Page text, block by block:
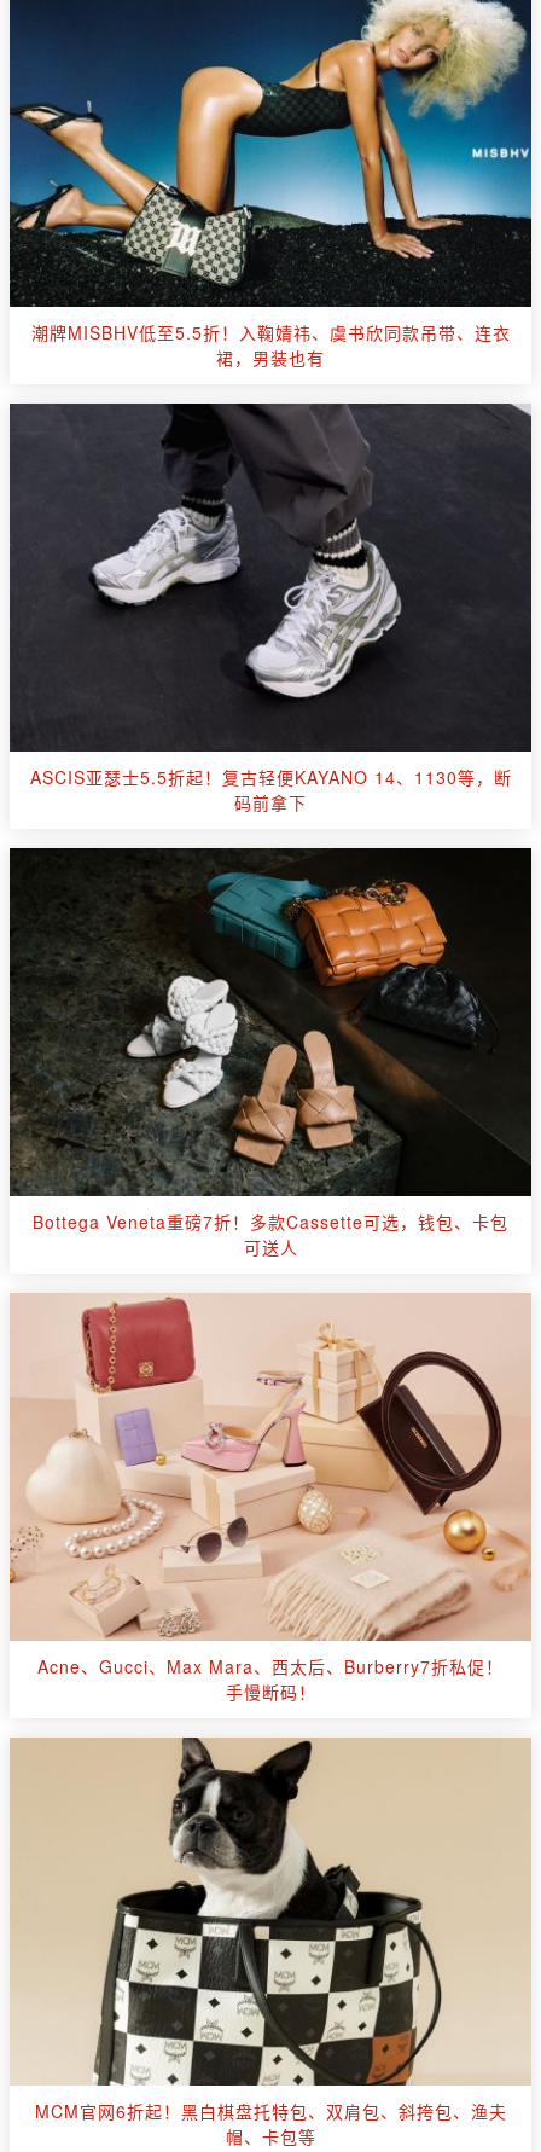
潮牌MISBHV低至5.5折！入鞠婧祎、虞书欣同款吊带、连衣
裙，男装也有
ASCIS亚瑟士5.5折起！复古轻便KAYANO 14、1130等，断
码前拿下
Bottega Veneta重磅7折！多款Cassette可选，钱包、卡包
可送人
Acne、Gucci、Max Mara、西太后、Burberry7折私促！
手慢断码！
MCM官网6折起！黑白棋盘托特包、双肩包、斜挎包、渔夫
帽、卡包等